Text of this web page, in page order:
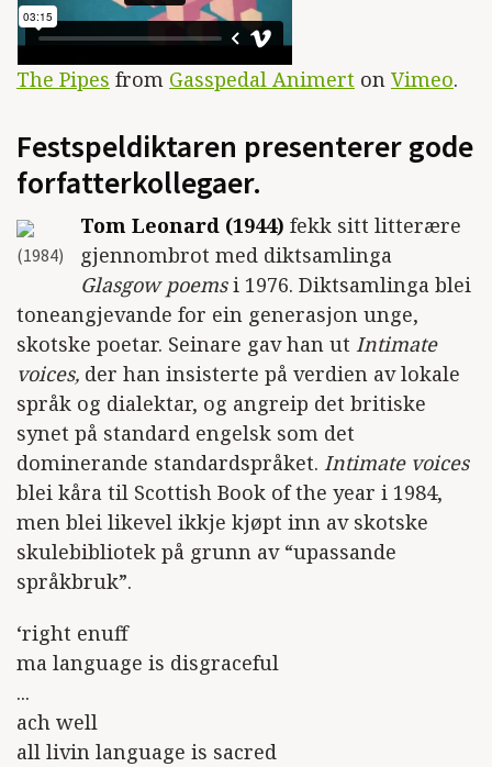
The Pipes from Gasspedal Animert on Vimeo.
Festspeldiktaren presenterer gode
forfatterkollegaer.
(1984)
Tom Leonard (1944) fekk sitt litterære
gjennombrot med diktsamlinga
Glasgow poemsi 1976. Diktsamlinga blei
toneangjevande for ein generasjon unge,
skotske poetar. Seinare gav han ut Intimate
voices, der han insisterte på verdien av lokale
språk og dialektar, og angreip det britiske
synet på standard engelsk som det
dominerande standardspråket. Intimate voices
blei kåra til Scottish Book of the year i 1984,
men blei likevel ikkje kjøpt inn av skotske
skulebibliotek på grunn av “upassande
språkbruk”.
‘right enuff
ma language is disgraceful
...
ach well
all livin language is sacred